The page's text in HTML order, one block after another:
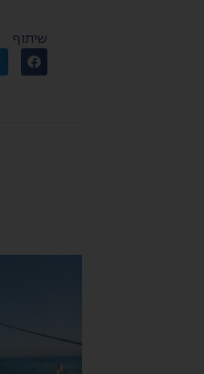
שיתוף